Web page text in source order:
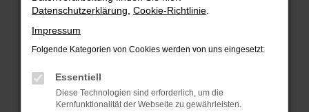
Internetverbindung.
Laden andere Webseiten, zum Beispiel
deine Suchmaschine?
Prüfe deine Browsererweiterungen.
Manche Erweiterungen, wie Werbeblocker,
können das Laden bestimmter Seiten
Datenschutzerklärung Cookie-Richtlinie
Impressum
Folgende Kategorien von Cookies werden von uns eingesetzt:
Essentiell
Diese Technologien sind erforderlich, um die
Kernfunktionalität der Webseite zu gewährleisten.